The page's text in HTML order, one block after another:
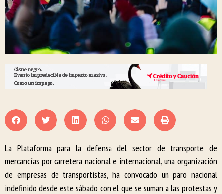
La Plataforma para la defensa del sector de transporte de
mercancías por carretera nacional e internacional, una organización
de empresas de transportistas, ha convocado un paro nacional
indefinido desde este sábado con el que se suman a las protestas y